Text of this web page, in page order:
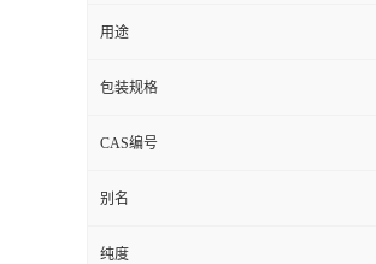
用途
包装规格
CAS编号
别名
纯度